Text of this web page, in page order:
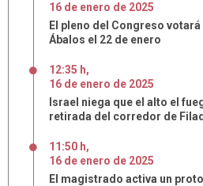
16 de enero de 2025
El pleno del Congreso
Ábalos el 22 de enero
12:35 h,
16 de enero de 2025
Israel niega que el alto el
retirada del corredor de
11:50 h,
16 de enero de 2025
El magistrado activa un